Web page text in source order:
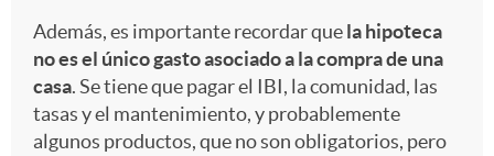
Además, es importante recordar quela hipoteca
no es el único gasto asociado a la compra de una
casa. Se tiene que pagar el IBI, la comunidad, las
tasas y el mantenimiento, y probablemente
algunos productos, que no son obligatorios, pero